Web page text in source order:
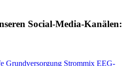
Social-Media-Kanälen:
Grundversorgung Strommix EEG-